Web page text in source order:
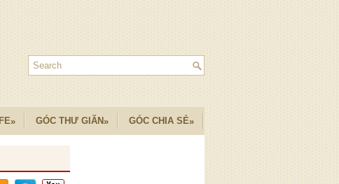
» GÓC THƯ GIÃN» GÓC CHIA SẺ»